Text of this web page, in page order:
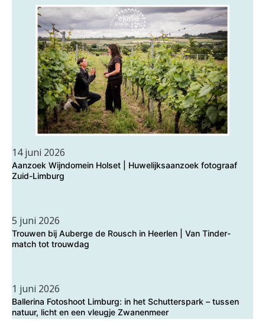
14 juni 2026
Aanzoek Wijndomein Holset | Huwelijksaanzoek fotograaf
Zuid-Limburg
5 juni 2026
Trouwen bij Auberge de Rousch in Heerlen | Van Tinder-
match tot trouwdag
1 juni 2026
Ballerina Fotoshoot Limburg: in het Schutterspark – tussen
natuur, licht en een vleugje Zwanenmeer